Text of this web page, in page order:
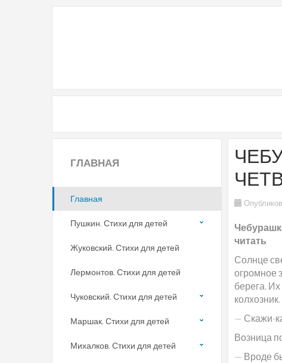
читать
Солнце
огромное
берега.
колхозник.
— Скажи-
Возница
— Вроде
ГЛАВНАЯ
Главная
Пушкин. Стихи для детей
Жуковский. Стихи для детей
Лермонтов. Стихи для детей
Чуковский. Стихи для детей
Маршак. Стихи для детей
Михалков. Стихи для детей